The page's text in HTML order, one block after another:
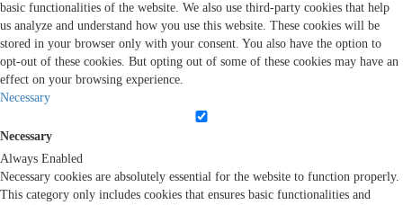
basic functionalities of the website. We also use third-party cookies that help
us analyze and understand how you use this website. These cookies will be
stored in your browser only with your consent. You also have the option to
opt-out of these cookies. But opting out of some of these cookies may have an
effect on your browsing experience.
Necessary
Necessary
Always Enabled
Necessary cookies are absolutely essential for the website to function properly.
This category only includes cookies that ensures basic functionalities and